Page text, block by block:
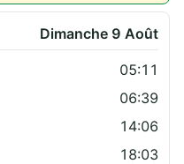
Dimanche 9 Août
05:11
06:39
14:06
18:03